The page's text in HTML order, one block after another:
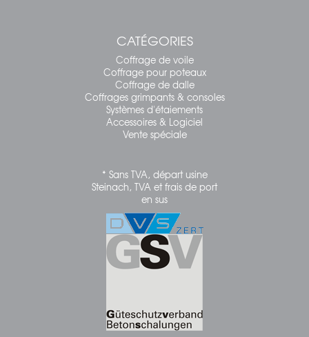
CATÉGORIES
Coffrage de voile
Coffrage pour poteaux
Coffrage de dalle
Coffrages grimpants & consoles
Systèmes d'étaiements
Accessoires & Logiciel
Vente spéciale
* Sans TVA, départ usine
Steinach, TVA et frais de port
en sus